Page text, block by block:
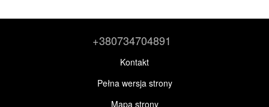
+380734704891
Kontakt
Pełna wersja strony
Mapa strony